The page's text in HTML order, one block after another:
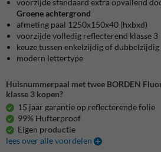
Groene achtergrond
afmeting paal 1250x150x40 (hxbxd)
voorzijde volledig reflecterend klasse 3
keuze tussen enkelzijdig of dubbelzijdig
modern lettertype
Huisnummerpaal met twee BORDEN
klasse 3 kopen?
15 jaar garantie op reflecterende folie
99% Hufterproof
Eigen productie
lees over alle voordelen